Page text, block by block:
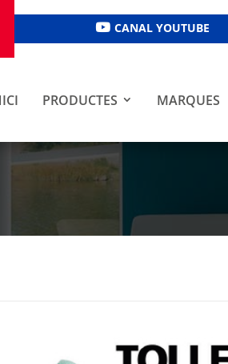
CANAL YOUTUBE
PRODUCTES MARQUES